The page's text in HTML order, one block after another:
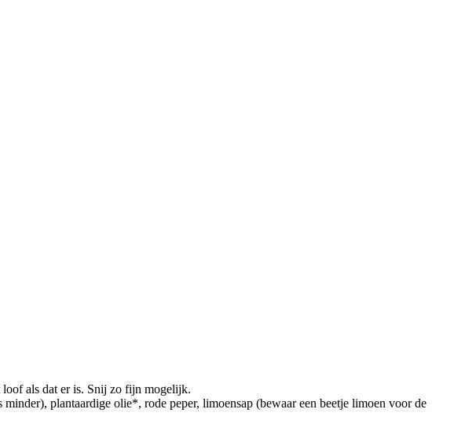
als dat er is. Snij zo fijn mogelijk.
plantaardige olie*, rode peper, limoensap (bewaar een beetje limoen voor de